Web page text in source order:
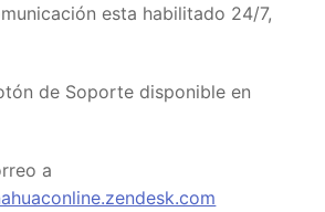
esta habilitado 24/7,
de Soporte disponible en
a